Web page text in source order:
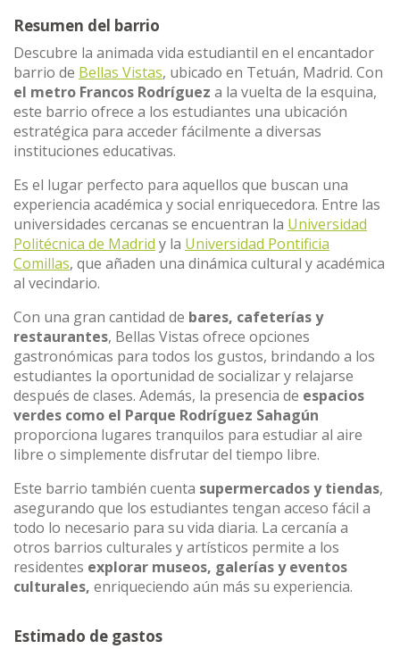
Resumen del barrio
Descubre la animada vida estudiantil en el encantador
barrio de Bellas Vistas, ubicado en Tetuán, Madrid. Con
el metro Francos Rodríguez a la vuelta de la esquina,
este barrio ofrece a los estudiantes una ubicación
estratégica para acceder fácilmente a diversas
instituciones educativas.
Es el lugar perfecto para aquellos que buscan una
experiencia académica y social enriquecedora. Entre las
universidades cercanas se encuentran la Universidad
Politécnica de Madrid y la Universidad Pontificia
Comillas, que añaden una dinámica cultural y académica
al vecindario.
Con una gran cantidad de bares, cafeterías y
restaurantes, Bellas Vistas ofrece opciones
gastronómicas para todos los gustos, brindando a los
estudiantes la oportunidad de socializar y relajarse
después de clases. Además, la presencia de espacios
verdes como el Parque Rodríguez Sahagún
proporciona lugares tranquilos para estudiar al aire
libre o simplemente disfrutar del tiempo libre.
Este barrio también cuenta supermercados y tiendas,
asegurando que los estudiantes tengan acceso fácil a
todo lo necesario para su vida diaria. La cercanía a
otros barrios culturales y artísticos permite a los
residentes explorar museos, galerías y eventos
culturales, enriqueciendo aún más su experiencia.
Estimado de gastos